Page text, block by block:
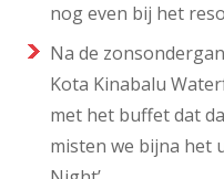
nog even bij het
Na de
Kota Kinabalu
met het buffet dat
misten we bijna het